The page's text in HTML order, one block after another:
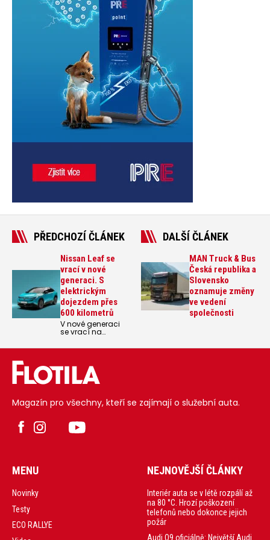
PŘEDCHOZÍ ČLÁNEK
Nissan Leaf se
vrací v nové
generaci. S
elektrickým
dojezdem přes
600 kilometrů
V nové generaci
se vrací na
elektromobil
alternativu pro
kupující vozů s
vnitřním
motorem (ICE)
díky výrazně
maximálnímu
dojezdu (až 604
DALŠÍ ČLÁNEK
MAN Truck & Bus
Česká republika a
Slovensko
oznamuje změny
ve vedení
společnosti
Magazín pro všechny, kteří se zajímají o služební auta.
MENU
Novinky
Testy
ECO RALLYE
NEJNOVĚJŠÍ ČLÁNKY
Interiér auta se v létě rozpálí až
na 80 °C. Hrozí poškození
telefonů nebo dokonce jejich
požár
Audi Q9 oficiálně: Největší Audi